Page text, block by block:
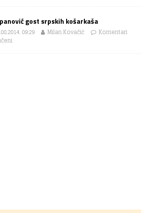
gost srpskih košarkaša
09:29 Milan Kovačić
Komentari